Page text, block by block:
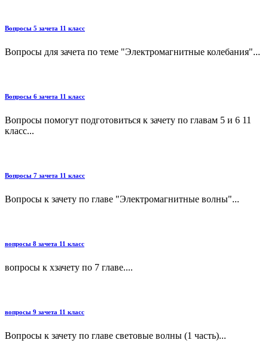
Вопросы 5 зачета 11 класс
Вопросы для зачета по теме "Электромагнитные колебания"...
Вопросы 6 зачета 11 класс
Вопросы помогут подготовиться к зачету по главам 5 и 6 11
класс...
Вопросы 7 зачета 11 класс
Вопросы к зачету по главе "Электромагнитные волны"...
вопросы 8 зачета 11 класс
вопросы к хзачету по 7 главе....
вопросы 9 зачета 11 класс
Вопросы к зачету по главе световые волны (1 часть)...